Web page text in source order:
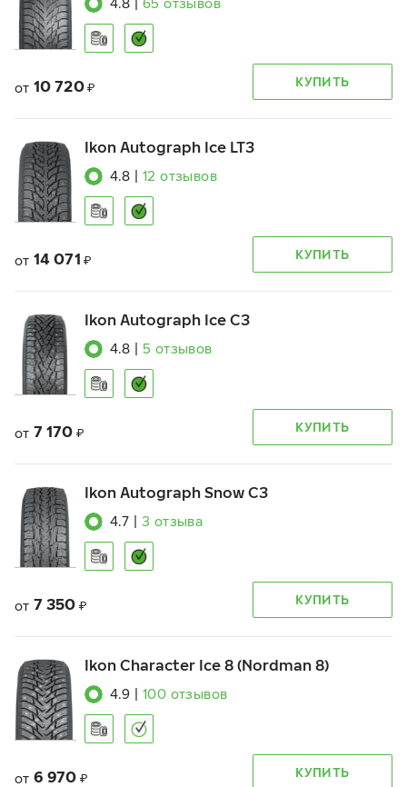
4.8 65 отзывов
от 10 720 ₽ КУПИТЬ
Ikon Autograph Ice LT3
4.8 12 отзывов
от 14 071 ₽ КУПИТЬ
Ikon Autograph Ice C3
4.8 5 отзывов
от 7 170 ₽ КУПИТЬ
Ikon Autograph Snow C3
4.7 3 отзыва
от 7 350 ₽ КУПИТЬ
Ikon Character Ice 8 (Nordman 8)
4.9 100 отзывов
от 6 970 ₽ КУПИТЬ